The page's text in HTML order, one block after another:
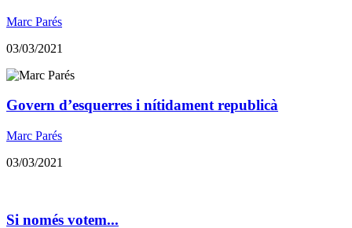
Marc Parés
03/03/2021
Govern d’esquerres i nítidament republicà
Marc Parés
03/03/2021
Si només votem...